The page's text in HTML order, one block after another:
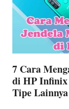
7 Cara
di HP Infinix
Tipe Lainnya